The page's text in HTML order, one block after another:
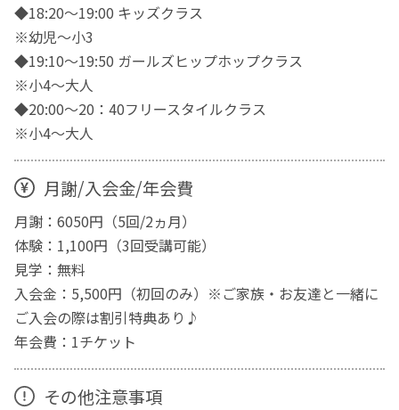
◆18:20～19:00 キッズクラス
※幼児～小3
◆19:10～19:50 ガールズヒップホップクラス
※小4～大人
◆20:00～20：40フリースタイルクラス
※小4～大人
月謝/入会金/年会費
月謝：6050円（5回/2ヵ月）
体験：1,100円（3回受講可能）
見学：無料
入会金：5,500円（初回のみ）※ご家族・お友達と一緒に
ご入会の際は割引特典あり♪
年会費：1チケット
その他注意事項